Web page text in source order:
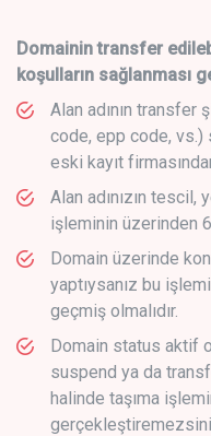
Domainin transfer
koşulların sağlanması
Alan adının
code, epp code, vs.)
eski kayıt
Alan adınızın
işleminin üzerinden
Domain üzerinde
yaptıysanız bu
geçmiş olmalıdır.
Domain status aktif
suspend ya da
halinde taşıma